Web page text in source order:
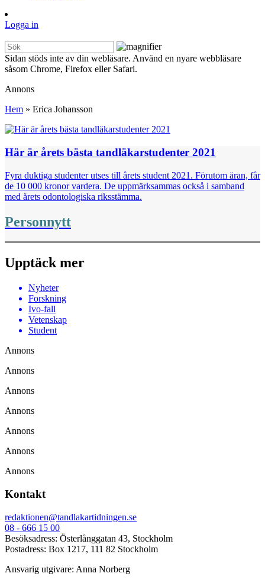
Logga in
Sidan stöds inte av din webläsare. Använd en nyare webbläsare
såsom Chrome, Firefox eller Safari.
Annons
Hem » Erica Johansson
Här är årets bästa tandläkarstudenter 2021
Fyra duktiga studenter utses till årets student 2021. Förutom äran, får
de 10 000 kronor vardera. De uppmärksammas också i samband
med årets odontologiska riksstämma.
Personnytt
Upptäck mer
Nyheter
Forskning
Ivo-fall
Vetenskap
Student
Annons
Annons
Annons
Annons
Annons
Annons
Annons
Kontakt
redaktionen@tandlakartidningen.se
08 - 666 15 00
Besöksadress: Österlånggatan 43, Stockholm
Postadress: Box 1217, 111 82 Stockholm
Ansvarig utgivare: Anna Norberg